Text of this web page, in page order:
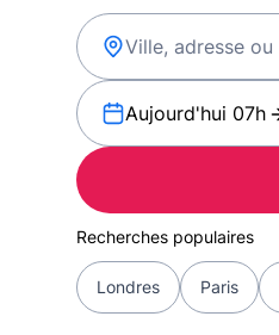
Aujourd'hui 07h
Recherches populaires
Londres Paris